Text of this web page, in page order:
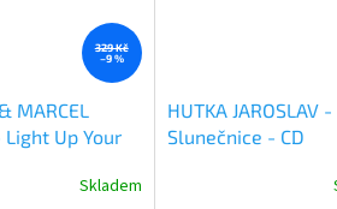
329 Kč
–9 %
MARCEL
Light Up Your
Skladem
HUTKA JAROSLAV -
Slunečnice - CD